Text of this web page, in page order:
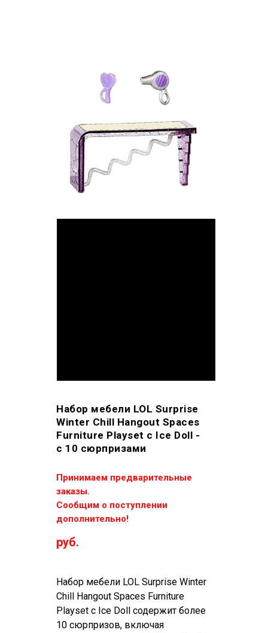
Набор мебели LOL Surprise
Winter Chill Hangout Spaces
Furniture Playset с Ice Doll -
с 10 сюрпризами
Набор мебели LOL Surprise Winter
Chill Hangout Spaces Furniture
Playset с Ice Doll содержит более
10 сюрпризов, включая
руб.
Принимаем предварительные
заказы.
Сообщим о поступлении
дополнительно!